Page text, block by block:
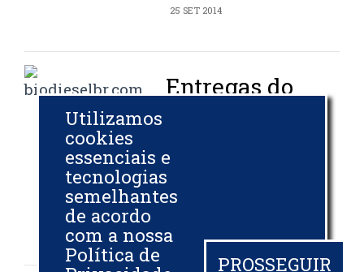
25 SET 2014
Entregas do
em 95,3%
BIODIESELBR.COM
Utilizamos
cookies
essenciais e
tecnologias
semelhantes
de acordo
com a nossa
Política de
PROSSEGUIR